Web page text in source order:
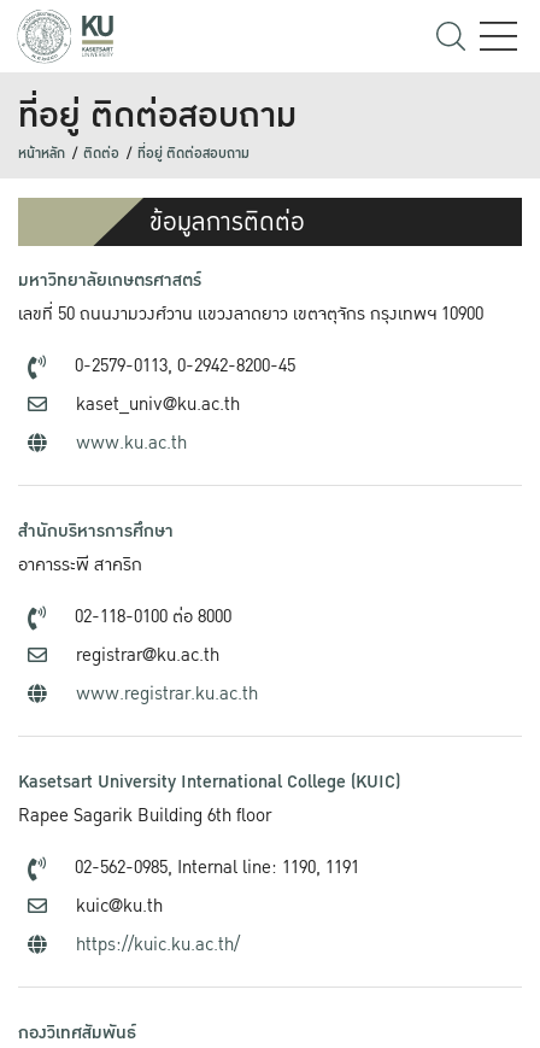
ที่อยู่ ติดต่อสอบถาม
หน้าหลัก ติดต่อ ที่อยู่ ติดต่อสอบถาม
ข้อมูลการติดต่อ
มหาวิทยาลัยเกษตรศาสตร์
เลขที่ 50 ถนนงามวงศ์วาน แขวงลาดยาว เขตจตุจักร กรุงเทพฯ 10900
0-2579-0113, 0-2942-8200-45
kaset_univ@ku.ac.th
www.ku.ac.th
สำนักบริหารการศึกษา
อาคารระพี สาคริก
02-118-0100 ต่อ 8000
registrar@ku.ac.th
www.registrar.ku.ac.th
Kasetsart University International College (KUIC)
Rapee Sagarik Building 6th floor
02-562-0985, Internal line: 1190, 1191
kuic@ku.th
https://kuic.ku.ac.th/
กองวิเทศสัมพันธ์